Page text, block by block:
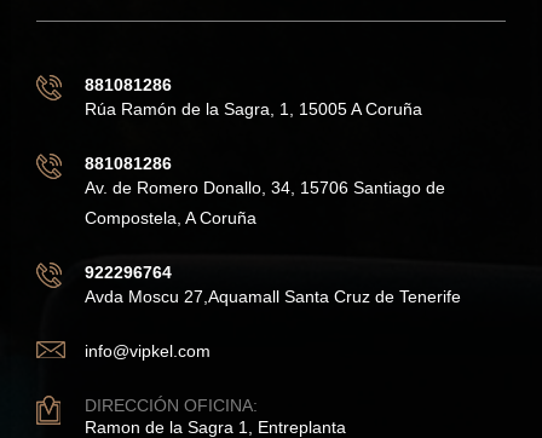
881081286
Rúa Ramón de la Sagra, 1, 15005 A Coruña
881081286
Av. de Romero Donallo, 34, 15706 Santiago de
Compostela, A Coruña
922296764
Avda Moscu 27,Aquamall Santa Cruz de Tenerife
info@vipkel.com
DIRECCIÓN OFICINA:
Ramon de la Sagra 1, Entreplanta